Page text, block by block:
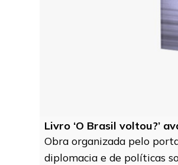
Livro ‘O Brasil voltou?’
Obra organizada pelo
diplomacia e de políticas